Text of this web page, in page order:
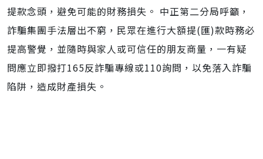
提款念頭，避免可能的財務損失。 中正第二分局呼籲，
詐騙集團手法層出不窮，民眾在進行大額提(匯)款時務必
提高警覺，並隨時與家人或可信任的朋友商量，一有疑
問應立即撥打165反詐騙專線或110詢問，以免落入詐騙
陷阱，造成財產損失。